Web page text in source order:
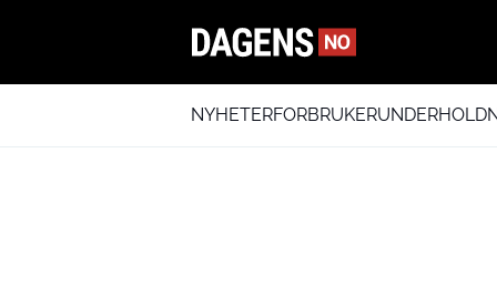
NYHETERFORBRUKER